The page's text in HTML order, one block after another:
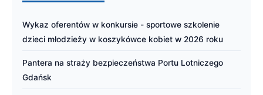
Wykaz oferentów w konkursie - sportowe szkolenie
dzieci młodzieży w koszykówce kobiet w 2026 roku
Pantera na straży bezpieczeństwa Portu Lotniczego
Gdańsk